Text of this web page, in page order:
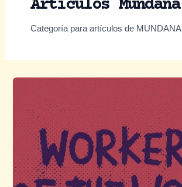
Articulos Mundana
Categoría para artículos de MUNDANA